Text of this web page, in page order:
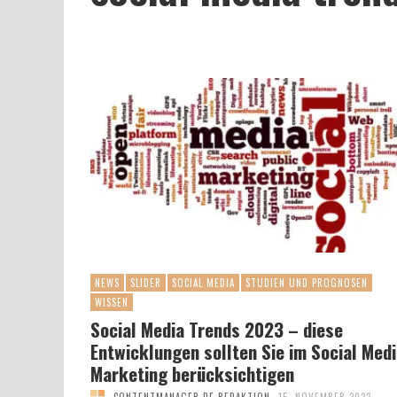
NEWS SLIDER SOCIAL MEDIA
STUDIEN UND PROGNOSEN
WISSEN
Social Media Trends 2023 – diese
Entwicklungen sollten Sie im Social
Marketing berücksichtigen